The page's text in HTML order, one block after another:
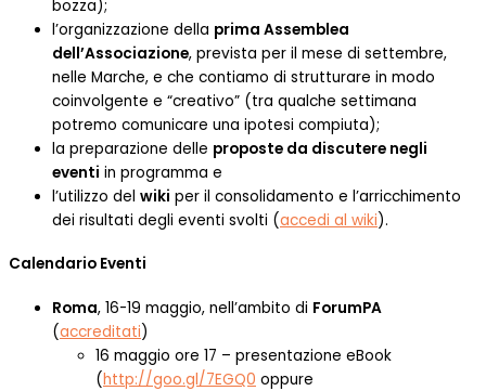
bozza);
l’organizzazione della prima Assemblea
dell’Associazione, prevista per il mese di settembre,
nelle Marche, e che contiamo di strutturare in modo
coinvolgente e “creativo” (tra qualche settimana
potremo comunicare una ipotesi compiuta);
la preparazione delle proposte da discutere negli
eventi in programma e
l’utilizzo del wiki per il consolidamento e l’arricchimento
dei risultati degli eventi svolti (accedi al wiki).
Calendario Eventi
Roma, 16-19 maggio, nell’ambito di ForumPA
(accreditati)
16 maggio ore 17 – presentazione eBook
(http://goo.gl/7EGQ0 oppure